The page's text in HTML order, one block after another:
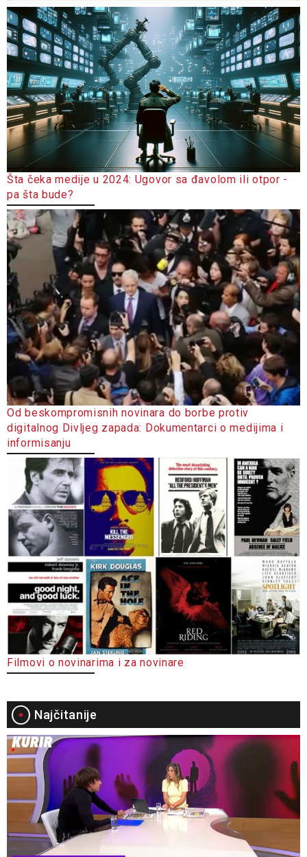
Šta čeka medije u 2024: Ugovor sa đavolom ili otpor -
pa šta bude?
Od beskompromisnih novinara do borbe protiv
digitalnog Divljeg zapada: Dokumentarci o medijima i
informisanju
Filmovi o novinarima i za novinare
Najčitanije